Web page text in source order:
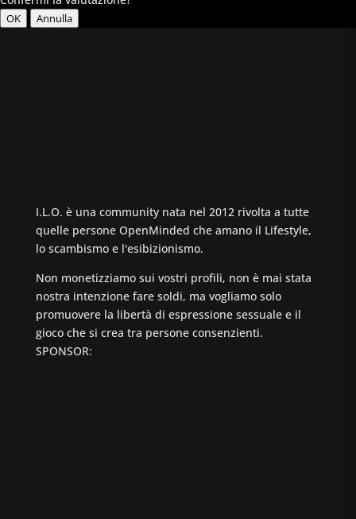
OK Annulla
I.L.O. è una community nata nel 2012 rivolta a tutte
quelle persone OpenMinded che amano il Lifestyle,
lo scambismo e l'esibizionismo.
Non monetizziamo sui vostri profili, non è mai stata
nostra intenzione fare soldi, ma vogliamo solo
promuovere la libertà di espressione sessuale e il
gioco che si crea tra persone consenzienti.
SPONSOR: